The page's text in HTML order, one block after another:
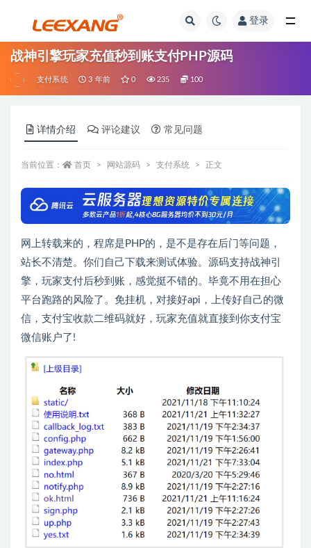
登录
战神引擎玩家充值秒到账支付PHP源码
支付系统 3 年前 0 235 100
详情介绍 评论建议 常见问题
当前位置： 首页 网站源码 支付系统 正文
网上转载来的，程席是PHP的，是不是存在后门等问题，
站长不清楚。你们自己下载来测试体验。源码支持战神引
擎，玩家支付后秒到账，感觉挺不错的。毕竟不用在担心
平台跑路的风险了。免挂机，对接好api，上传好自己的微
信，支付宝收款二维码就好，玩家充值就直接到你支付宝
微信账户了!